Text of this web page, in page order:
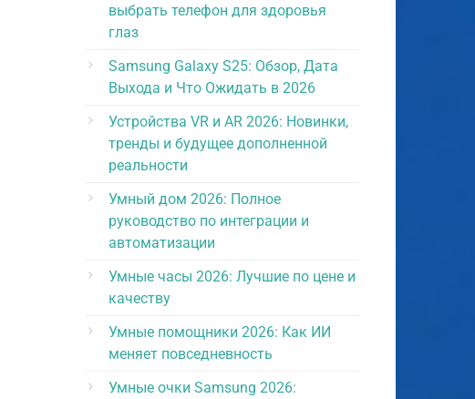
выбрать телефон для здоровья
глаз
Samsung Galaxy S25: Обзор, Дата
Выхода и Что Ожидать в 2026
Устройства VR и AR 2026: Новинки,
тренды и будущее дополненной
реальности
Умный дом 2026: Полное
руководство по интеграции и
автоматизации
Умные часы 2026: Лучшие по цене и
качеству
Умные помощники 2026: Как ИИ
меняет повседневность
Умные очки Samsung 2026: